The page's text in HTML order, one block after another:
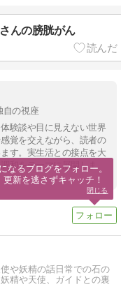
んの膀胱がん
自の視座
験談や目に見えない世界
覚を交えながら、読者の
す。実生活との接点を大
和をテーマに展開しま
や妖精の話日常での石の
精や天使、ガイドとの裏
なるブログをフォロー。
更新を逃さずキャッチ！
閉じる